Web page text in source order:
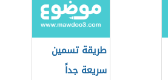
طريقة تسمين
سريعة جداً